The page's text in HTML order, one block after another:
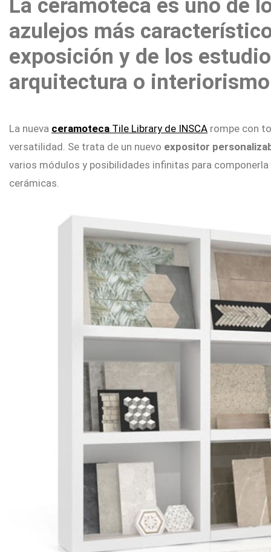
Home
Conócenos
Expositores
I.RIS
Noticias
La ceramoteca es uno de
azulejos más
exposición y de los
arquitectura o
La nueva ceramoteca Tile Library de INSCA rompe con
versatilidad. Se trata de un nuevo expositor
varios módulos y posibilidades infinitas para
cerámicas.